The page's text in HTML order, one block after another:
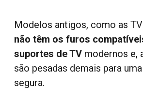
Modelos antigos, como as
não têm os furos
suportes de TV modernos e,
são pesadas demais para
segura.